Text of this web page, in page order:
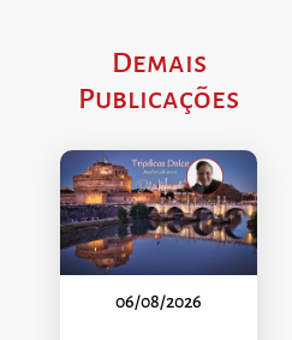
Demais
Publicações
06/08/2026